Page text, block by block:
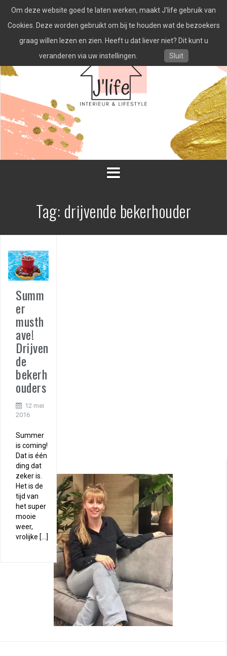
naar
inhoud
Tag: drijvende bekerhouder
Summ
er
musth
ave!
Drijven
de
bekerh
ouders
12 mei
2016
Summer
is coming!
Dat is één
ding dat
zeker is.
Het is de
tijd van
het super
mooie
weer,
vrolijke […]
Om deze website goed te laten werken, maakt J'life gebruik van
Cookies. Deze worden gebruikt om bij te houden wat de bezoekers
graag willen lezen en zien. Heeft u dat liever niet? Dit kunt u
veranderen via uw instellingen.
Sluit